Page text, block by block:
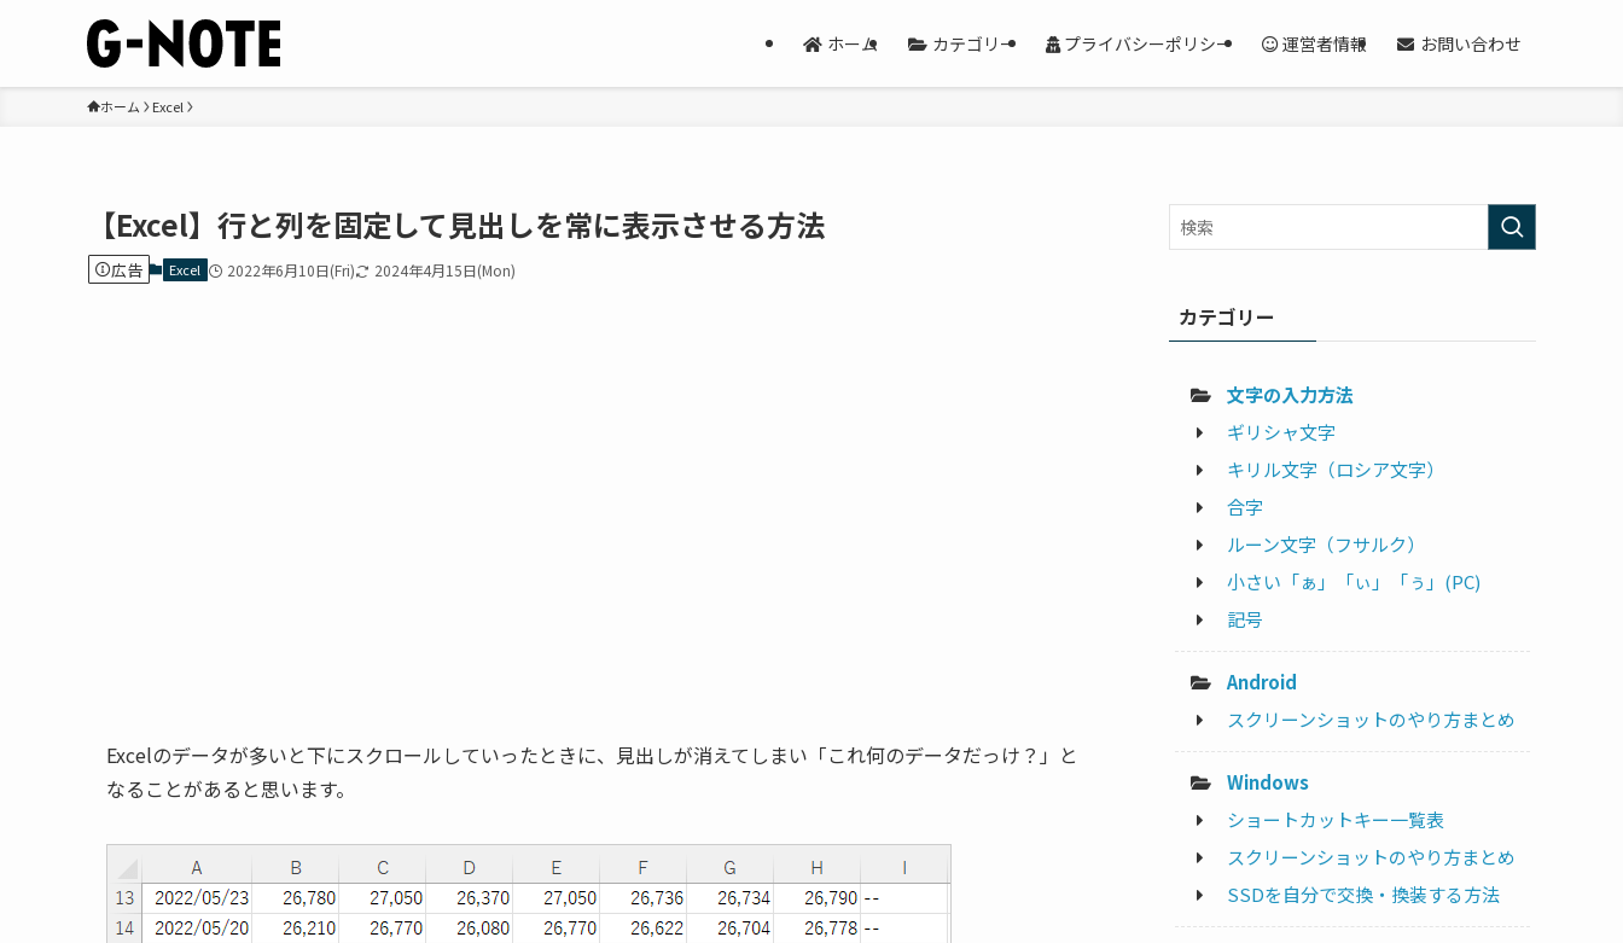
ホーム カテゴリー プライバシーポリシー 運営者情報 お問い合わせ
ホーム Excel
【Excel】行と列を固定して見出しを常に表示させる方法
広告 Excel 2022年6月10日(Fri) 2024年4月15日(Mon)
Excelのデータが多いと下にスクロールしていったときに、見出しが消えてしまい「これ何のデータだっけ？」と
なることがあると思います。
カテゴリー
文字の入力方法
ギリシャ文字
キリル文字（ロシア文字）
合字
ルーン文字（フサルク）
小さい「ぁ」「ぃ」「ぅ」(PC)
記号
Android
スクリーンショットのやり方まとめ
Windows
ショートカットキー一覧表
スクリーンショットのやり方まとめ
SSDを自分で交換・換装する方法